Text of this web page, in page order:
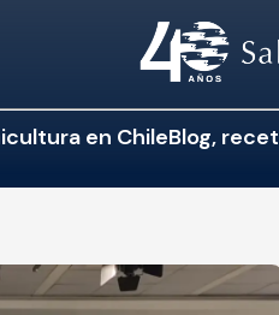
en ChileBlog,